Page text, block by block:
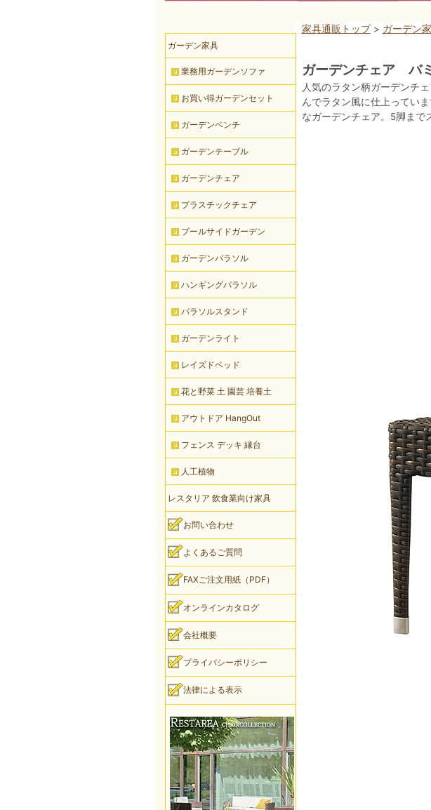
家具通販トップ> ガーデン
ガーデンチェア バ
人気のラタン柄ガーデンチ
んでラタン風に仕上ってい
なガーデンチェア。5脚まで
ガーデン家具
業務用ガーデンソファ
お買い得ガーデンセット
ガーデンベンチ
ガーデンテーブル
ガーデンチェア
プラスチックチェア
プールサイドガーデン
ガーデンパラソル
ハンギングパラソル
パラソルスタンド
ガーデンライト
レイズドベッド
花と野菜 土 園芸 培養土
アウトドア HangOut
フェンス デッキ 縁台
人工植物
レスタリア 飲食業向け家具
お問い合わせ
よくあるご質問
FAXご注文用紙（PDF）
オンラインカタログ
会社概要
プライバシーポリシー
法律による表示